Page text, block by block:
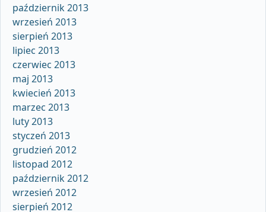
październik 2013
wrzesień 2013
sierpień 2013
lipiec 2013
czerwiec 2013
maj 2013
kwiecień 2013
marzec 2013
luty 2013
styczeń 2013
grudzień 2012
listopad 2012
październik 2012
wrzesień 2012
sierpień 2012